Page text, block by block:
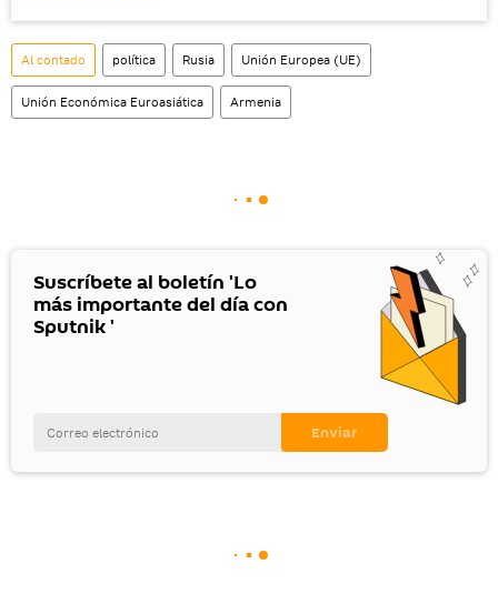
Al contado política Rusia Unión Europea (UE)
Unión Económica Euroasiática Armenia
Suscríbete al boletín 'Lo
más importante del día con
Sputnik '